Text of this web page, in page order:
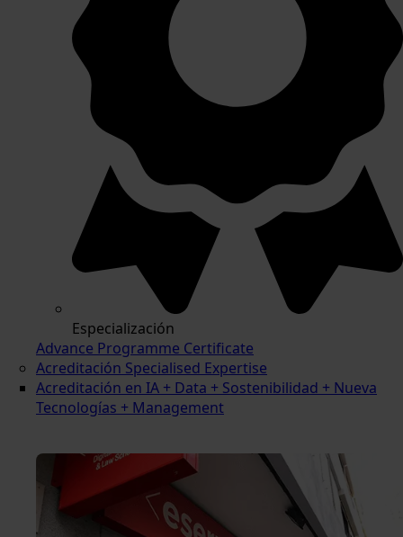
Especialización
Advance Programme Certificate
Acreditación Specialised Expertise
Acreditación en IA + Data + Sostenibilidad + Nueva
Tecnologías + Management